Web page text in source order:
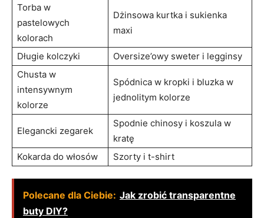
Torba w
pastelowych
kolorach
Dżinsowa kurtka i sukienka
maxi
Długie kolczyki
Oversize’owy sweter i legginsy
Chusta w
intensywnym
kolorze
Spódnica w kropki i bluzka w
jednolitym kolorze
Elegancki zegarek
Spodnie chinosy i koszula w
kratę
Kokarda do włosów
Szorty i t-shirt
Polecane dla Ciebie: Jak zrobić transparentne
buty DIY?